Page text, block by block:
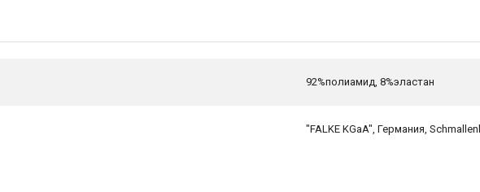
92%полиамид, 8%эластан
"FALKE KGaA", Германия,